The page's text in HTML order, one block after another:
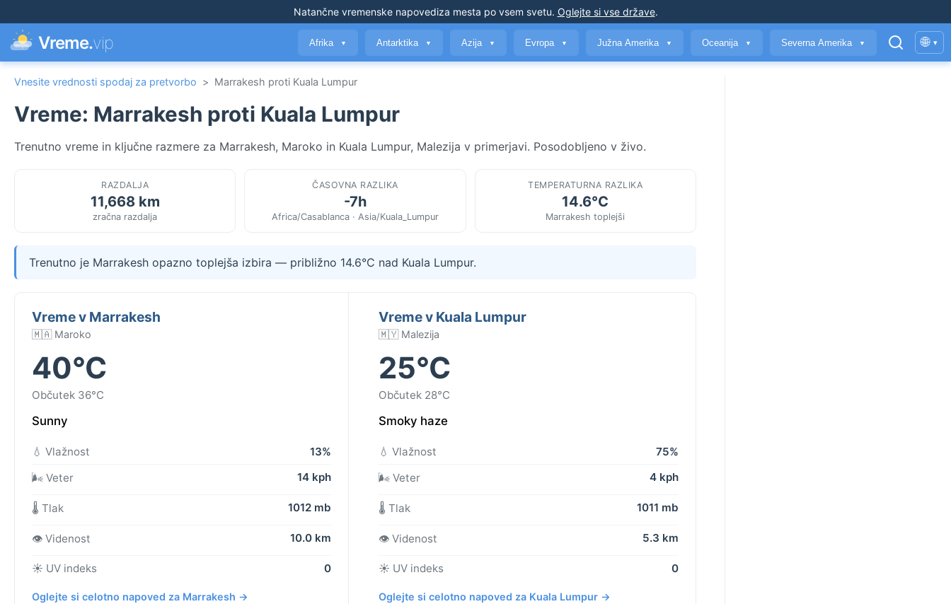
Natančne vremenske napovediza mesta po vsem svetu. Oglejte si vse države.
Vreme.vip Afrika ▼ Antarktika ▼ Azija ▼ Evropa ▼ Južna Amerika ▼ Oceanija ▼ Severna Amerika ▼ 🌐 ▾
Vnesite vrednosti spodaj za pretvorbo > Marrakesh proti Kuala Lumpur
Vreme: Marrakesh proti Kuala Lumpur
Trenutno vreme in ključne razmere za Marrakesh, Maroko in Kuala Lumpur, Malezija v primerjavi. Posodobljeno v živo.
RAZDALJA
11,668 km
zračna razdalja
ČASOVNA RAZLIKA
-7h
Africa/Casablanca · Asia/Kuala_Lumpur
TEMPERATURNA RAZLIKA
14.6°C
Marrakesh toplejši
Trenutno je Marrakesh opazno toplejša izbira — približno 14.6°C nad Kuala Lumpur.
Vreme v Marrakesh
🇲🇦 Maroko
40°C
Občutek 36°C
Sunny
💧 Vlažnost
13%
🌬️ Veter
14 kph
🌡️ Tlak 1012 mb
👁️ Videnost 10.0 km
☀️ UV indeks 0
Oglejte si celotno napoved za Marrakesh →
Vreme v Kuala Lumpur
🇲🇾 Malezija
25°C
Občutek 28°C
Smoky haze
💧 Vlažnost
75%
🌬️ Veter
4 kph
🌡️ Tlak 1011 mb
👁️ Videnost 5.3 km
☀️ UV indeks 0
Oglejte si celotno napoved za Kuala Lumpur →